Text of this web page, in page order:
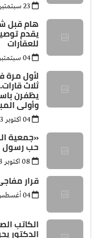
هام قبل
يقدم
للعقارات
ثلاث
وأولى
«جمعية
حب رسول
قرار
الكاتب
الدكتور